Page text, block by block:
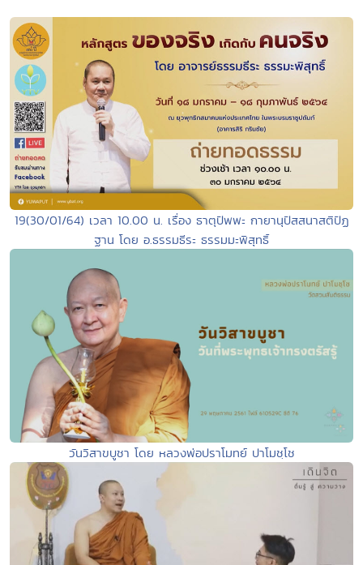
19(30/01/64) เวลา 10.00 น. เรื่อง ธาตุปัพพะ กายานุปัสสนาสติปัฏ
ฐาน โดย อ.ธรรมธีระ ธรรมมะพิสุทธิ์
วันวิสาขบูชา โดย หลวงพ่อปราโมทย์ ปาโมชฺโช